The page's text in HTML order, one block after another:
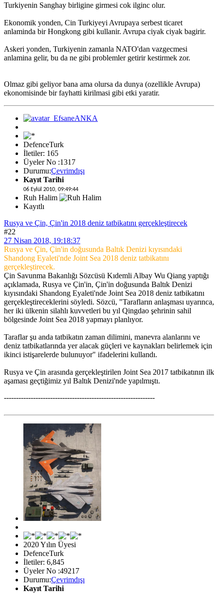
Turkiyenin Sanghay birligine girmesi cok ilginc olur.
Ekonomik yonden, Cin Turkiyeyi Avrupaya serbest ticaret
anlaminda bir Hongkong gibi kullanir. Avrupa ciyak ciyak bagirir.
Askeri yonden, Turkiyenin zamanla NATO'dan vazgecmesi
anlamina gelir, bu da ne gibi problemler getirir kestirmek zor.
Olmaz gibi geliyor bana ama olursa da dunya (ozellikle Avrupa)
ekonomisinde bir fayhatti kirilmasi gibi etki yaratir.
DefenceTurk
İletiler: 165
Üyeler No :1317
Durumu:Çevrimdışı
Kayıt Tarihi
06 Eylül 2010, 09:49:44
Ruh Halim
Kayıtlı
Rusya ve Çin, Çin'in 2018 deniz tatbikatını gerçekleştirecek
#22
27 Nisan 2018, 19:18:37
Rusya ve Çin, Çin'in doğusunda Baltık Denizi kıyısındaki
Shandong Eyaleti'nde Joint Sea 2018 deniz tatbikatını
gerçekleştirecek.
Çin Savunma Bakanlığı Sözcüsü Kıdemli Albay Wu Qiang yaptığı
açıklamada, Rusya ve Çin'in, Çin'in doğusunda Baltık Denizi
kıyısındaki Shandong Eyaleti'nde Joint Sea 2018 deniz tatbikatını
gerçekleştireceklerini söyledi. Sözcü, "Tarafların anlaşması uyarınca,
her iki ülkenin silahlı kuvvetleri bu yıl Qingdao şehrinin sahil
bölgesinde Joint Sea 2018 yapmayı planlıyor.
Taraflar şu anda tatbikatın zaman dilimini, manevra alanlarını ve
deniz tatbikatlarında yer alacak güçleri ve kaynakları belirlemek için
ikinci istişarelerde bulunuyor" ifadelerini kullandı.
Rusya ve Çin arasında gerçekleştirilen Joint Sea 2017 tatbikatının ilk
aşaması geçtiğimiz yıl Baltık Denizi'nde yapılmıştı.
--------------------------------------------------------------
2020 Yılın Üyesi
DefenceTurk
İletiler: 6,845
Üyeler No :49217
Durumu:Çevrimdışı
Kayıt Tarihi